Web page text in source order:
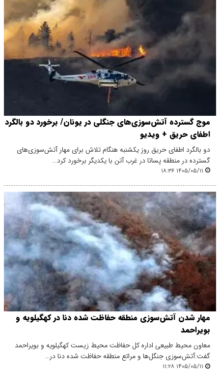
موج گسترده‌ آتش‌سوزی‌های جنگلی در یونان/ برخورد دو بالگرد
اطفای حریق + ویدیو
دو بالگرد اطفای حریق روز یکشنبه هنگام تلاش برای مهار آتش‌سوزی‌های
گسترده در منطقه پساتا در غرب آتن با یکدیگر برخورد کرد…
۱۴۰۵/۰۵/۱۱ ۱۸:۳۶
مهار شدن آتش‌سوزی منطقه حفاظت شده دنا در کهگیلویه و
بویراحمد
معاون محیط طبیعی اداره کل حفاظت محیط زیست کهگیلویه و بویراحمد
گفت:آتش‌سوزی جنگل‌ها و مراتع منطقه حفاظت شده دنا در…
۱۴۰۵/۰۵/۱۱ ۱۱:۲۸